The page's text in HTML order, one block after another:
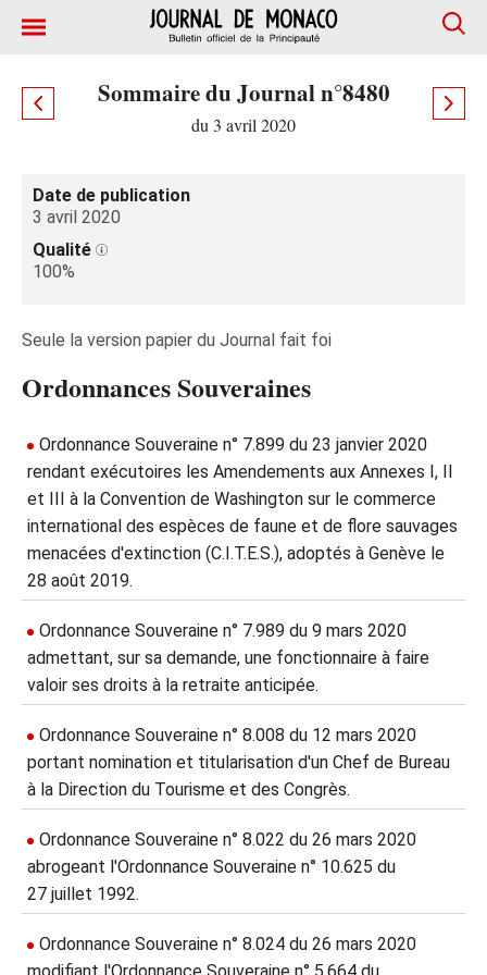
Sommaire du Journal n°8480
du 3 avril 2020
Date de publication
3 avril 2020
Qualité
100%
Seule la version papier du Journal fait foi
Ordonnances Souveraines
Ordonnance Souveraine n° 7.899 du 23 janvier 2020
rendant exécutoires les Amendements aux Annexes I, II
et III à la Convention de Washington sur le commerce
international des espèces de faune et de flore sauvages
menacées d'extinction (C.I.T.E.S.), adoptés à Genève le
28 août 2019.
Ordonnance Souveraine n° 7.989 du 9 mars 2020
admettant, sur sa demande, une fonctionnaire à faire
valoir ses droits à la retraite anticipée.
Ordonnance Souveraine n° 8.008 du 12 mars 2020
portant nomination et titularisation d'un Chef de Bureau
à la Direction du Tourisme et des Congrès.
Ordonnance Souveraine n° 8.022 du 26 mars 2020
abrogeant l'Ordonnance Souveraine n° 10.625 du
27 juillet 1992.
Ordonnance Souveraine n° 8.024 du 26 mars 2020